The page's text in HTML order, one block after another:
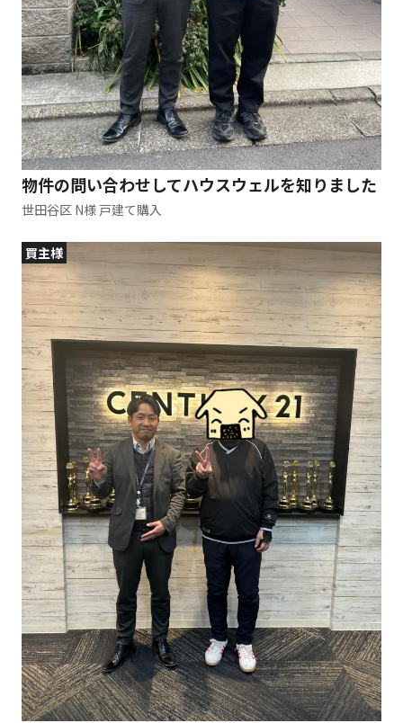
物件の問い合わせしてハウスウェルを知りました
世田谷区 N様 戸建て購入
買主様